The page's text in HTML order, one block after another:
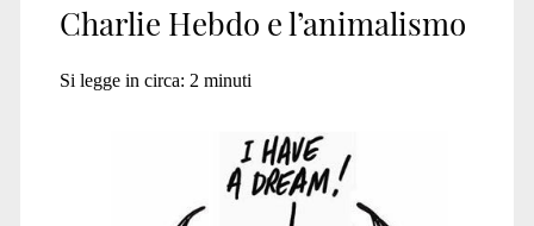
<span>giornalisti
animalisti</span>
Charlie Hebdo e l’animalismo
Si legge in circa: 2 minuti